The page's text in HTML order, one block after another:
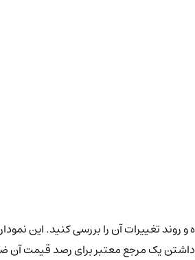
و روند تغییرات آن را بررسی کنید. این
داشتن یک مرجع معتبر برای رصد قیمت